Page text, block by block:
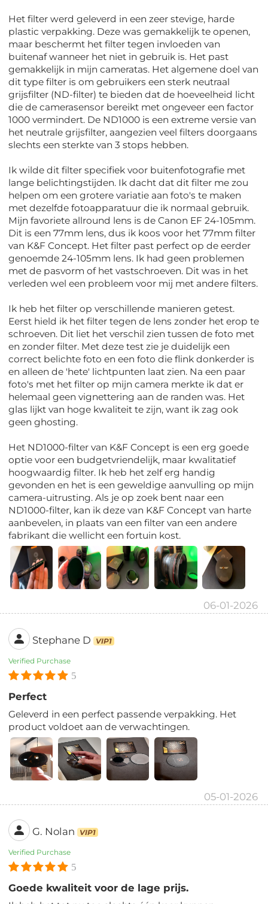
Het filter werd geleverd in een zeer stevige, harde
plastic verpakking. Deze was gemakkelijk te openen,
maar beschermt het filter tegen invloeden van
buitenaf wanneer het niet in gebruik is. Het past
gemakkelijk in mijn cameratas. Het algemene doel van
dit type filter is om gebruikers een sterk neutraal
grijsfilter (ND-filter) te bieden dat de hoeveelheid licht
die de camerasensor bereikt met ongeveer een factor
1000 vermindert. De ND1000 is een extreme versie van
het neutrale grijsfilter, aangezien veel filters doorgaans
slechts een sterkte van 3 stops hebben.
Ik wilde dit filter specifiek voor buitenfotografie met
lange belichtingstijden. Ik dacht dat dit filter me zou
helpen om een ​​grotere variatie aan foto's te maken
met dezelfde fotoapparatuur die ik normaal gebruik.
Mijn favoriete allround lens is de Canon EF 24-105mm.
Dit is een 77mm lens, dus ik koos voor het 77mm filter
van K&F Concept. Het filter past perfect op de eerder
genoemde 24-105mm lens. Ik had geen problemen
met de pasvorm of het vastschroeven. Dit was in het
verleden wel een probleem voor mij met andere filters.
Ik heb het filter op verschillende manieren getest.
Eerst hield ik het filter tegen de lens zonder het erop te
schroeven. Dit liet het verschil zien tussen de foto met
en zonder filter. Met deze test zie je duidelijk een
correct belichte foto en een foto die flink donkerder is
en alleen de 'hete' lichtpunten laat zien. Na een paar
foto's met het filter op mijn camera merkte ik dat er
helemaal geen vignettering aan de randen was. Het
glas lijkt van hoge kwaliteit te zijn, want ik zag ook
geen ghosting.
Het ND1000-filter van K&F Concept is een erg goede
optie voor een budgetvriendelijk, maar kwalitatief
hoogwaardig filter. Ik heb het zelf erg handig
gevonden en het is een geweldige aanvulling op mijn
camera-uitrusting. Als je op zoek bent naar een
ND1000-filter, kan ik deze van K&F Concept van harte
aanbevelen, in plaats van een filter van een andere
fabrikant die wellicht een fortuin kost.
06-01-2026
Stephane D VIP1
Verified Purchase
5
Perfect
Geleverd in een perfect passende verpakking. Het
product voldoet aan de verwachtingen.
05-01-2026
G. Nolan VIP1
Verified Purchase
5
Goede kwaliteit voor de lage prijs.